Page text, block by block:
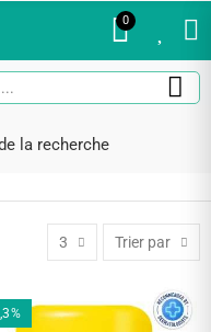
0
la recherche
3 Trier par